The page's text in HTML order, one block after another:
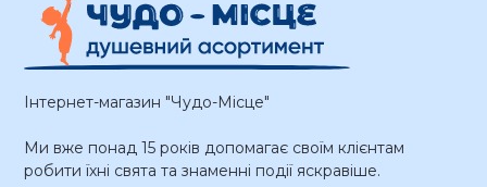
Інтернет-магазин "Чудо-Місце"
Ми вже понад 15 років допомагає своїм клієнтам
робити їхні свята та знаменні події яскравіше.